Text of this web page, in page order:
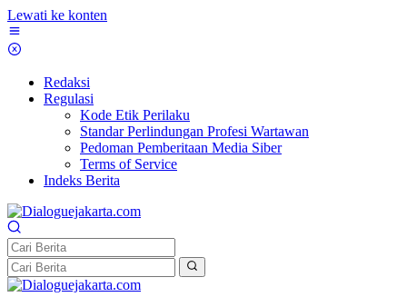
Lewati ke konten
Redaksi
Regulasi
Kode Etik Perilaku
Standar Perlindungan Profesi Wartawan
Pedoman Pemberitaan Media Siber
Terms of Service
Indeks Berita